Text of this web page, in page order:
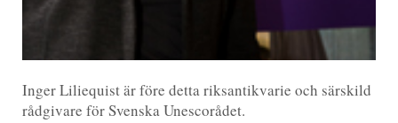
Inger Liliequist är före detta riksantikvarie och särskild
rådgivare för Svenska Unescorådet.